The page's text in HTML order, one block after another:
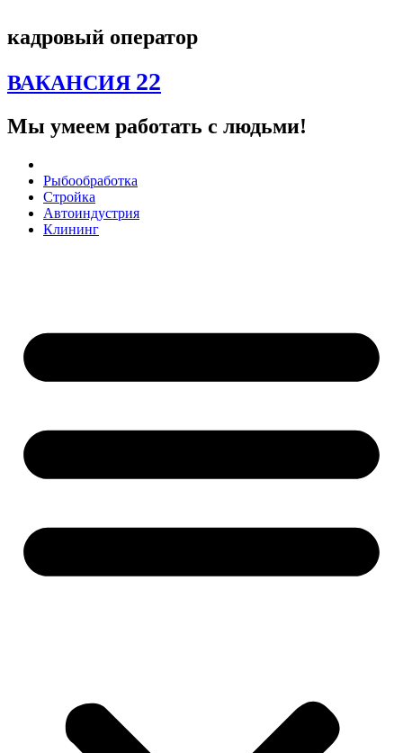
содержимому
кадровый оператор
ВАКАНСИЯ 22
Мы умеем работать с людьми!
Рыбообработка
Стройка
Автоиндустрия
Клининг